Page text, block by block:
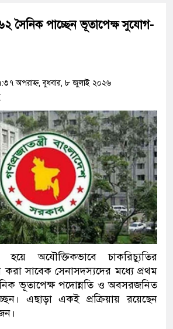
সৈনিক পাচ্ছেন ভূতাপেক্ষ সুযোগ-
অপরাহ্ন, বুধবার, ৮ জুলাই ২০২৬
হয়ে অযৌক্তিকভাবে চাকরিচ্যুতির
সাবেক সেনাসদস্যদের মধ্যে প্রথম
ভূতাপেক্ষ পদোন্নতি ও অবসরজনিত
এছাড়া একই প্রক্রিয়ায় রয়েছেন